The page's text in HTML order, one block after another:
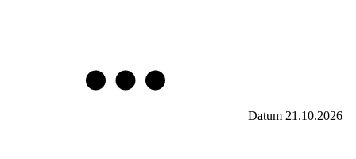
Datum 21.10.2026